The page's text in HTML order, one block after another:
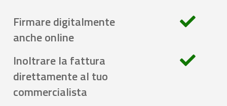
Firmare digitalmente
anche online
Inoltrare la fattura
direttamente al tuo
commercialista